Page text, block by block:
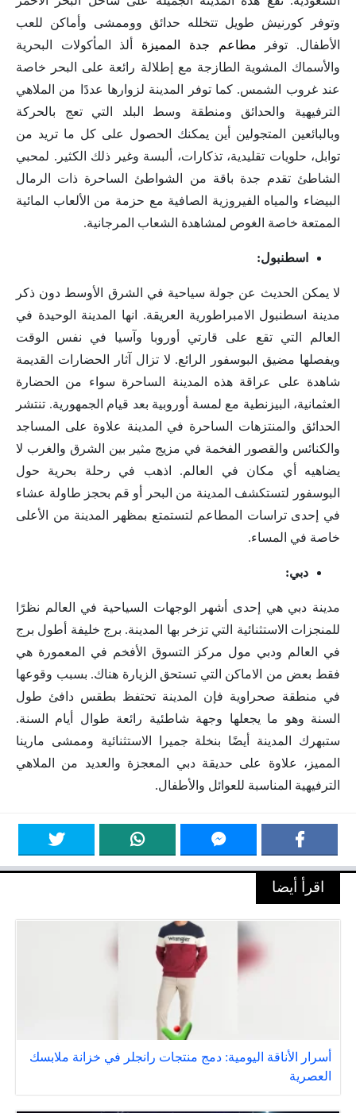
وتوفر كورنيش طويل تتخلله حدائق ووممشى وأماكن للعب
الأطفال. توفر مطاعم جدة المميزة ألذ المأكولات البحرية
والأسماك المشوية الطازجة مع إطلالة رائعة على البحر خاصة
عند غروب الشمس. كما توفر المدينة لزوارها عددًا من الملاهي
الترفيهية والحدائق ومنطقة وسط البلد التي تعج بالحركة
وبالبائعين المتجولين أين يمكنك الحصول على كل ما تريد من
توابل، حلويات تقليدية، تذكارات، ألبسة وغير ذلك الكثير. لمحبي
الشاطئ تقدم جدة باقة من الشواطئ الساحرة ذات الرمال
البيضاء والمياه الفيروزية الصافية مع حزمة من الألعاب المائية
الممتعة خاصة الغوص لمشاهدة الشعاب المرجانية.
اسطنبول:
لا يمكن الحديث عن جولة سياحية في الشرق الأوسط دون ذكر
مدينة اسطنبول الامبراطورية العريقة. انها المدينة الوحيدة في
العالم التي تقع على قارتي أوروبا وآسيا في نفس الوقت
ويفصلها مضيق البوسفور الرائع. لا تزال آثار الحضارات القديمة
شاهدة على عراقة هذه المدينة الساحرة سواء من الحضارة
العثمانية، البيزنطية مع لمسة أوروبية بعد قيام الجمهورية. تنتشر
الحدائق والمنتزهات الساحرة في المدينة علاوة على المساجد
والكنائس والقصور الفخمة في مزيج مثير بين الشرق والغرب لا
يضاهيه أي مكان في العالم. اذهب في رحلة بحرية حول
البوسفور لتستكشف المدينة من البحر أو قم بحجز طاولة عشاء
في إحدى تراسات المطاعم لتستمتع بمظهر المدينة من الأعلى
خاصة في المساء.
دبي:
مدينة دبي هي إحدى أشهر الوجهات السياحية في العالم نظرًا
للمنجزات الاستثنائية التي تزخر بها المدينة. برج خليفة أطول برج
في العالم ودبي مول مركز التسوق الأفخم في المعمورة هي
فقط بعض من الاماكن التي تستحق الزيارة هناك. بسبب وقوعها
في منطقة صحراوية فإن المدينة تحتفظ بطقس دافئ طول
السنة وهو ما يجعلها وجهة شاطئية رائعة طوال أيام السنة.
ستبهرك المدينة أيضًا بنخلة جميرا الاستثنائية وممشى مارينا
المميز، علاوة على حديقة دبي المعجزة والعديد من الملاهي
الترفيهية المناسبة للعوائل والأطفال.
اقرأ أيضا
أسرار الأناقة اليومية: دمج منتجات رانجلر في خزانة ملابسك
العصرية